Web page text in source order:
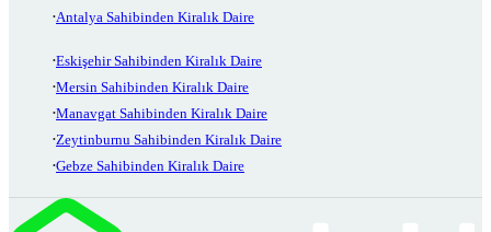
Antalya Sahibinden Kiralık Daire
Eskişehir Sahibinden Kiralık Daire
Mersin Sahibinden Kiralık Daire
Manavgat Sahibinden Kiralık Daire
Zeytinburnu Sahibinden Kiralık Daire
Gebze Sahibinden Kiralık Daire